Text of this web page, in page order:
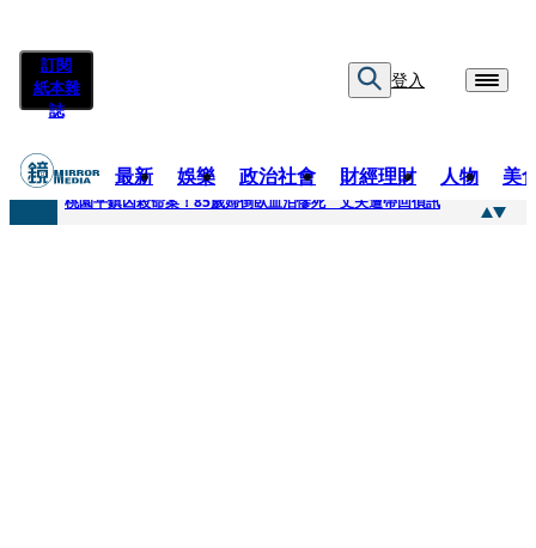
訂閱
紙本雜
誌
登入
最新 娛樂 政治社會 財經理財 人物 美
快訊
桃園平鎮凶殺命案！85歲婦倒臥血泊慘死 丈夫遭帶回偵訊